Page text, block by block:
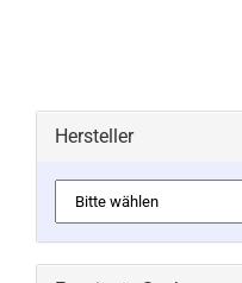
Hersteller